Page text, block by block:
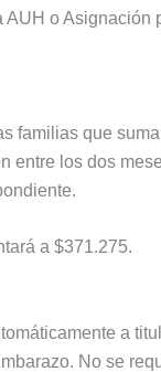
o Asignación
familias que
entre los dos
a $371.275.
a
No se